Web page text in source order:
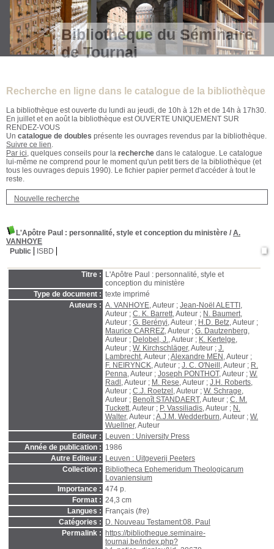
Bibliothèque du Séminaire
de Tournai
Recherche en ligne dans le catalogue de la bibliothèque
La bibliothèque est ouverte du lundi au jeudi, de 10h à 12h et de 14h à 17h30.
En juillet et en août la bibliothèque est OUVERTE UNIQUEMENT SUR
RENDEZ-VOUS
Un catalogue de doubles présente les ouvrages revendus par la bibliothèque.
Suivre ce lien.
Par ici, quelques conseils pour la recherche dans le catalogue. Le catalogue
lui-même ne comprend pour le moment qu'un petit tiers de la bibliothèque (et
tous les ouvrages depuis 1990). Le fichier papier permet d'accéder à tout le
reste.
Nouvelle recherche
L'Apôtre Paul : personnalité, style et conception du ministère / A.
VANHOYE
Public
ISBD
Titre :
L'Apôtre Paul : personnalité, style et
conception du ministère
Type de document : texte imprimé
Auteurs : A. VANHOYE, Auteur ; Jean-Noël ALETTI ,
Auteur ; C. K. Barrett, Auteur ; N. Baumert,
Auteur ; G. Berényi, Auteur ; H.D. Betz, Auteur ;
Maurice CARREZ, Auteur ; G. Dautzenberg,
Auteur ; Delobel, J., Auteur ; K. Kertelge,
Auteur ; W. Kirchschläger, Auteur ; J.
Lambrecht, Auteur ;Alexandre MEN , Auteur ;
F. NEIRYNCK, Auteur ; J. C. O'Neill , Auteur ; R.
Penna, Auteur ; Joseph PONTHOT, Auteur ; W.
Radl , Auteur ; M. Rese, Auteur ; J.H. Roberts,
Auteur ; C.J. Roetzel , Auteur ; W. Schrage,
Auteur ; Benoît STANDAERT, Auteur ; C. M.
Tuckett, Auteur ; P. Vassiliadis, Auteur ; N.
Walter, Auteur ;A.J.M. Wedderburn, Auteur ; W.
Wuellner, Auteur
Editeur :
Leuven : University Press
Année de publication : 1986
Autre Editeur :
Leuven : Uitgeverij Peeters
Collection :
Bibliotheca Ephemeridum Theologicarum
Lovaniensium
Importance : 474 p.
Format : 24,3 cm
Langues :
Français (fre)
Catégories :
D. Nouveau Testament:08. Paul
Permalink :
https://bibliotheque.seminaire-
tournai.be/index.php?